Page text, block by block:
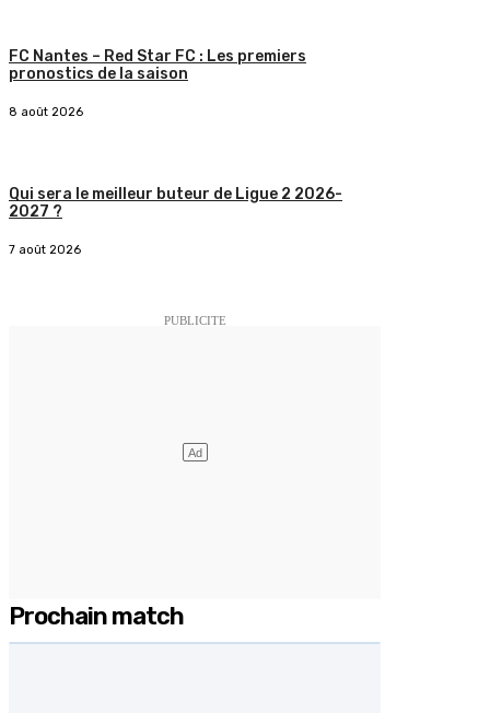
FC Nantes – Red Star FC : Les premiers
pronostics de la saison
8 août 2026
Qui sera le meilleur buteur de Ligue 2 2026-
2027 ?
7 août 2026
Prochain match